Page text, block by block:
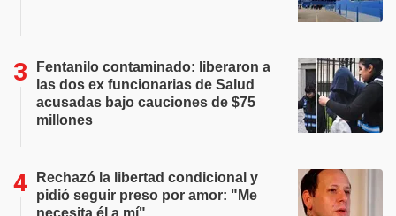
Fentanilo contaminado: liberaron a
las dos ex funcionarias de Salud
acusadas bajo cauciones de $75
millones
Rechazó la libertad condicional y
pidió seguir preso por amor: "Me
necesita él a mí"